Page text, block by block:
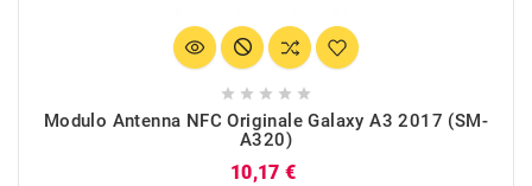
    
Modulo Antenna NFC Originale Galaxy A3 2017 (SM-
A320)
10,17 €